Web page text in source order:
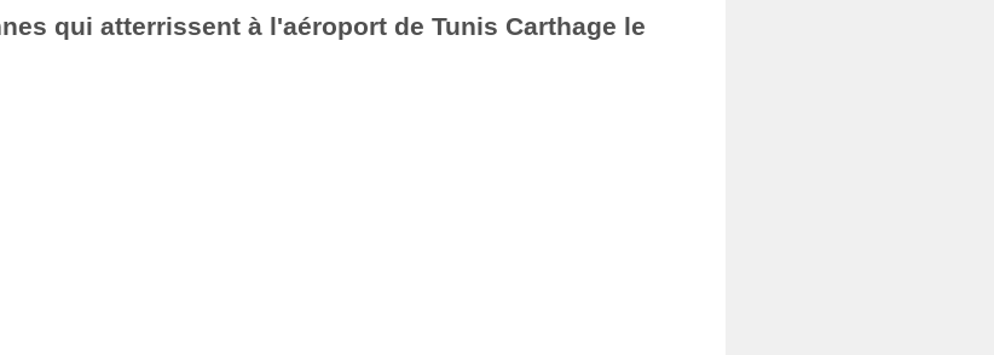
qui atterrissent à l'aéroport de Tunis Carthage le